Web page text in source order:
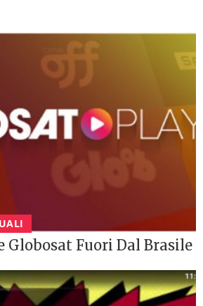
Globosat Fuori Dal Brasile